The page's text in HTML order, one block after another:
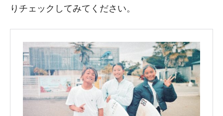
りチェックしてみてください。